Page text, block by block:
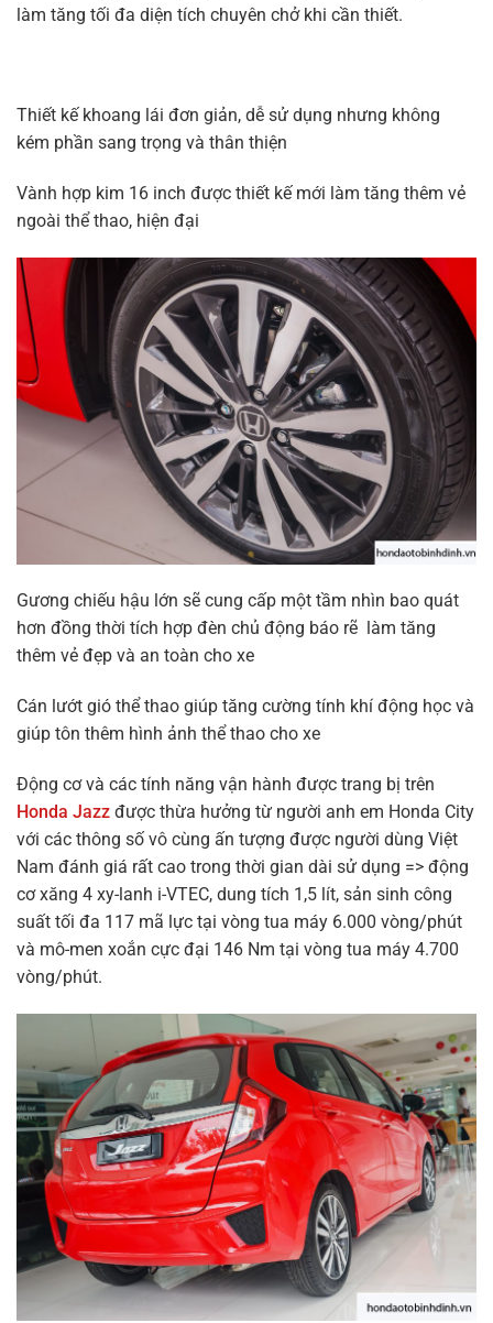
làm tăng tối đa diện tích chuyên chở khi cần thiết.
Thiết kế khoang lái đơn giản, dễ sử dụng nhưng không
kém phần sang trọng và thân thiện
Vành hợp kim 16 inch được thiết kế mới làm tăng thêm vẻ
ngoài thể thao, hiện đại
Gương chiếu hậu lớn sẽ cung cấp một tầm nhìn bao quát
hơn đồng thời tích hợp đèn chủ động báo rẽ làm tăng
thêm vẻ đẹp và an toàn cho xe
Cán lướt gió thể thao giúp tăng cường tính khí động học và
giúp tôn thêm hình ảnh thể thao cho xe
Động cơ và các tính năng vận hành được trang bị trên
Honda Jazz được thừa hưởng từ người anh em Honda City
với các thông số vô cùng ấn tượng được người dùng Việt
Nam đánh giá rất cao trong thời gian dài sử dụng => động
cơ xăng 4 xy-lanh i-VTEC, dung tích 1,5 lít, sản sinh công
suất tối đa 117 mã lực tại vòng tua máy 6.000 vòng/phút
và mô-men xoắn cực đại 146 Nm tại vòng tua máy 4.700
vòng/phút.